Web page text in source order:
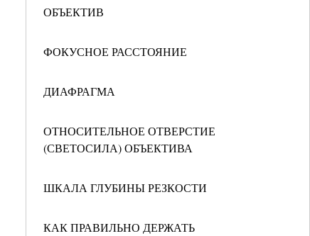
ОБЪЕКТИВ
ФОКУСНОЕ РАССТОЯНИЕ
ДИАФРАГМА
ОТНОСИТЕЛЬНОЕ ОТВЕРСТИЕ
(СВЕТОСИЛА) ОБЪЕКТИВА
ШКАЛА ГЛУБИНЫ РЕЗКОСТИ
КАК ПРАВИЛЬНО ДЕРЖАТЬ